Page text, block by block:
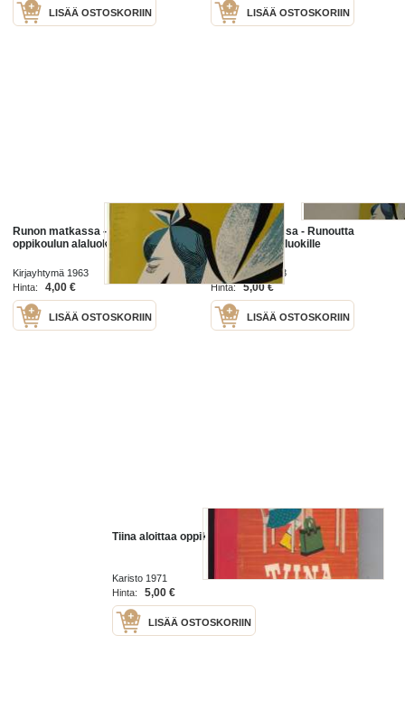
LISÄÄ OSTOSKORIIN LISÄÄ OSTOSKORIIN
Runon matkassa - Runoutta
oppikoulun alaluokille
Kirjayhtymä 1963
Hinta:
4,00 €
LISÄÄ OSTOSKORIIN
Runon matkassa - Runoutta
oppikoulun alaluokille
Kirjayhtymä 1963
Hinta:
5,00 €
LISÄÄ OSTOSKORIIN
Tiina aloittaa oppikoulun
Karisto 1971
Hinta:
5,00 €
LISÄÄ OSTOSKORIIN